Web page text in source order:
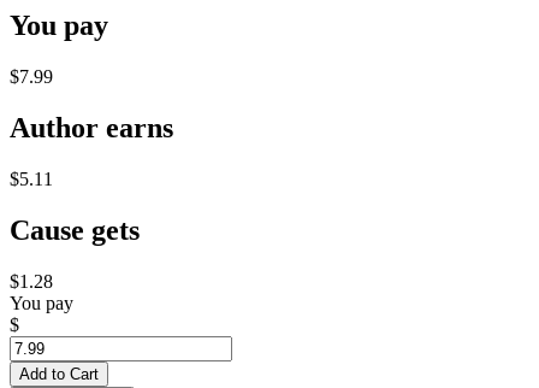
You pay
$7.99
Author earns
$5.11
Cause gets
$1.28
You pay
$
Add to Cart